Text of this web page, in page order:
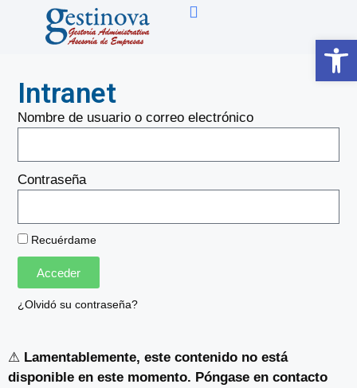
Abrir
Intranet
Nombre de usuario o correo electrónico
Contraseña
Recuérdame
Acceder
¿Olvidó su contraseña?
⚠ Lamentablemente, este contenido no está
disponible en este momento. Póngase en contacto